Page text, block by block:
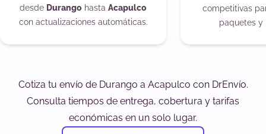
desde Durango hasta Acapulco
con actualizaciones automáticas.
competitivas
paquetes y
Cotiza tu envío de Durango a Acapulco con DrEnvío.
Consulta tiempos de entrega, cobertura y tarifas
económicas en un solo lugar.